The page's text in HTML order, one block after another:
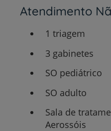
Atendimento
1 triagem
3 gabinetes
SO pediátrico
SO adulto
Sala de
Aerossóis